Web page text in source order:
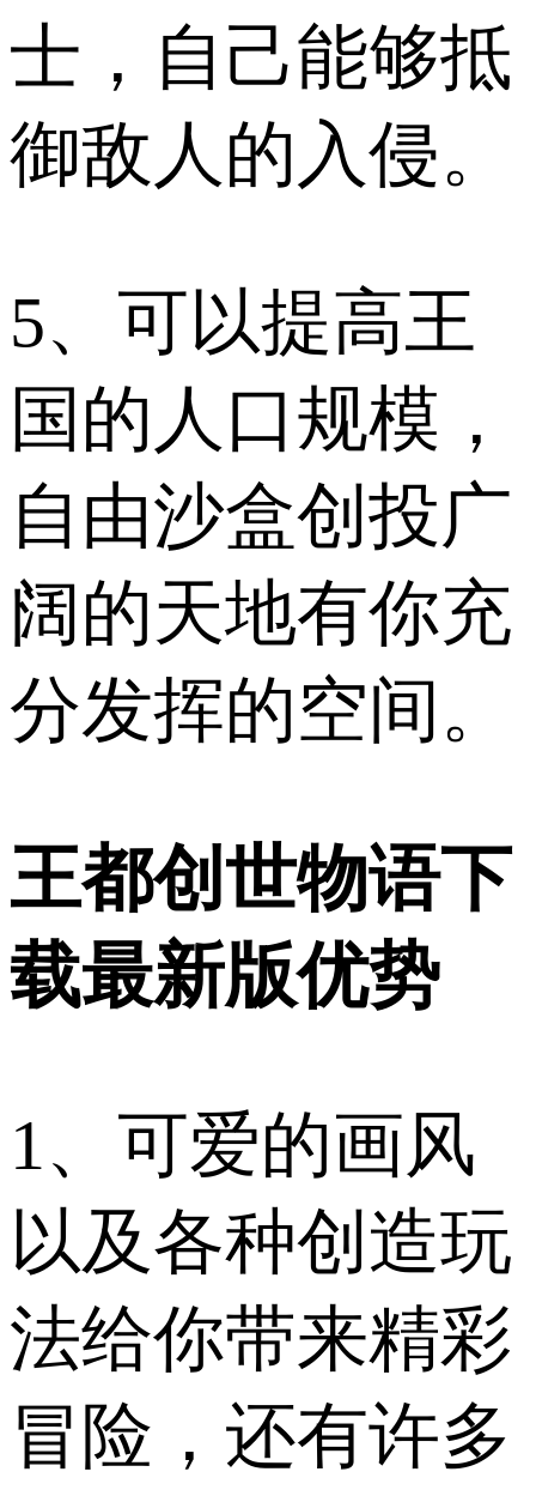
士，自己能够抵
御敌人的入侵。
5、可以提高王
国的人口规模，
自由沙盒创投广
阔的天地有你充
分发挥的空间。
王都创世物语下
载最新版优势
1、可爱的画风
以及各种创造玩
法给你带来精彩
冒险，还有许多